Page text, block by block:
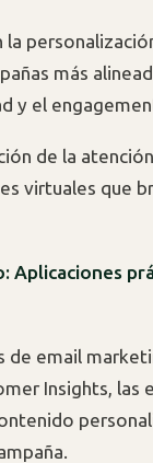
más
y el
de la
virtuales que
Aplicaciones
de email
Insights, las